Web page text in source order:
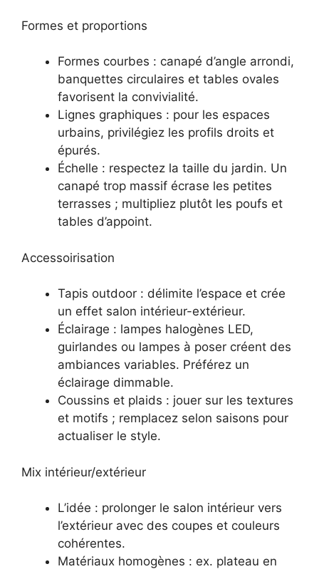
Formes et proportions
Formes courbes : canapé d’angle arrondi,
banquettes circulaires et tables ovales
favorisent la convivialité.
Lignes graphiques : pour les espaces
urbains, privilégiez les profils droits et
épurés.
Échelle : respectez la taille du jardin. Un
canapé trop massif écrase les petites
terrasses ; multipliez plutôt les poufs et
tables d’appoint.
Accessoirisation
Tapis outdoor : délimite l’espace et crée
un effet salon intérieur-extérieur.
Éclairage : lampes halogènes LED,
guirlandes ou lampes à poser créent des
ambiances variables. Préférez un
éclairage dimmable.
Coussins et plaids : jouer sur les textures
et motifs ; remplacez selon saisons pour
actualiser le style.
Mix intérieur/extérieur
L’idée : prolonger le salon intérieur vers
l’extérieur avec des coupes et couleurs
cohérentes.
Matériaux homogènes : ex. plateau en